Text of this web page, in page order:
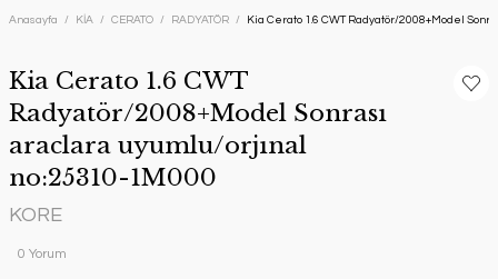
Anasayfa KİA CERATO RADYATÖR Kia Cerato 1.6 CWT Radyatör/2008+Model
Kia Cerato 1.6 CWT
Radyatör/2008+Model Sonrası
araclara uyumlu/orjınal
no:25310-1M000
KORE
0 Yorum